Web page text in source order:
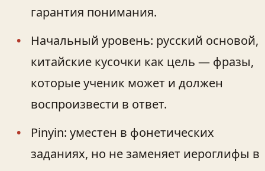
гарантия понимания.
Начальный уровень: русский основой,
китайские кусочки как цель — фразы,
которые ученик может и должен
воспроизвести в ответ.
Pinyin: уместен в фонетических
заданиях, но не заменяет иероглифы в